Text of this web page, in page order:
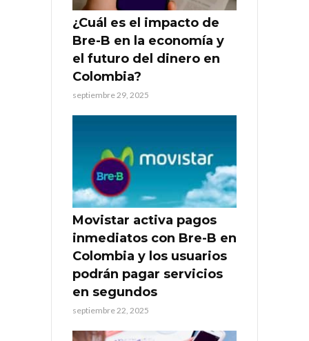
¿Cuál es el impacto de
Bre-B en la economía y
el futuro del dinero en
Colombia?
septiembre 29, 2025
Movistar activa pagos
inmediatos con Bre-B en
Colombia y los usuarios
podrán pagar servicios
en segundos
septiembre 22, 2025